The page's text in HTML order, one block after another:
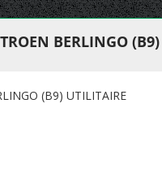
BERLINGO
(B9) UTILITAIRE